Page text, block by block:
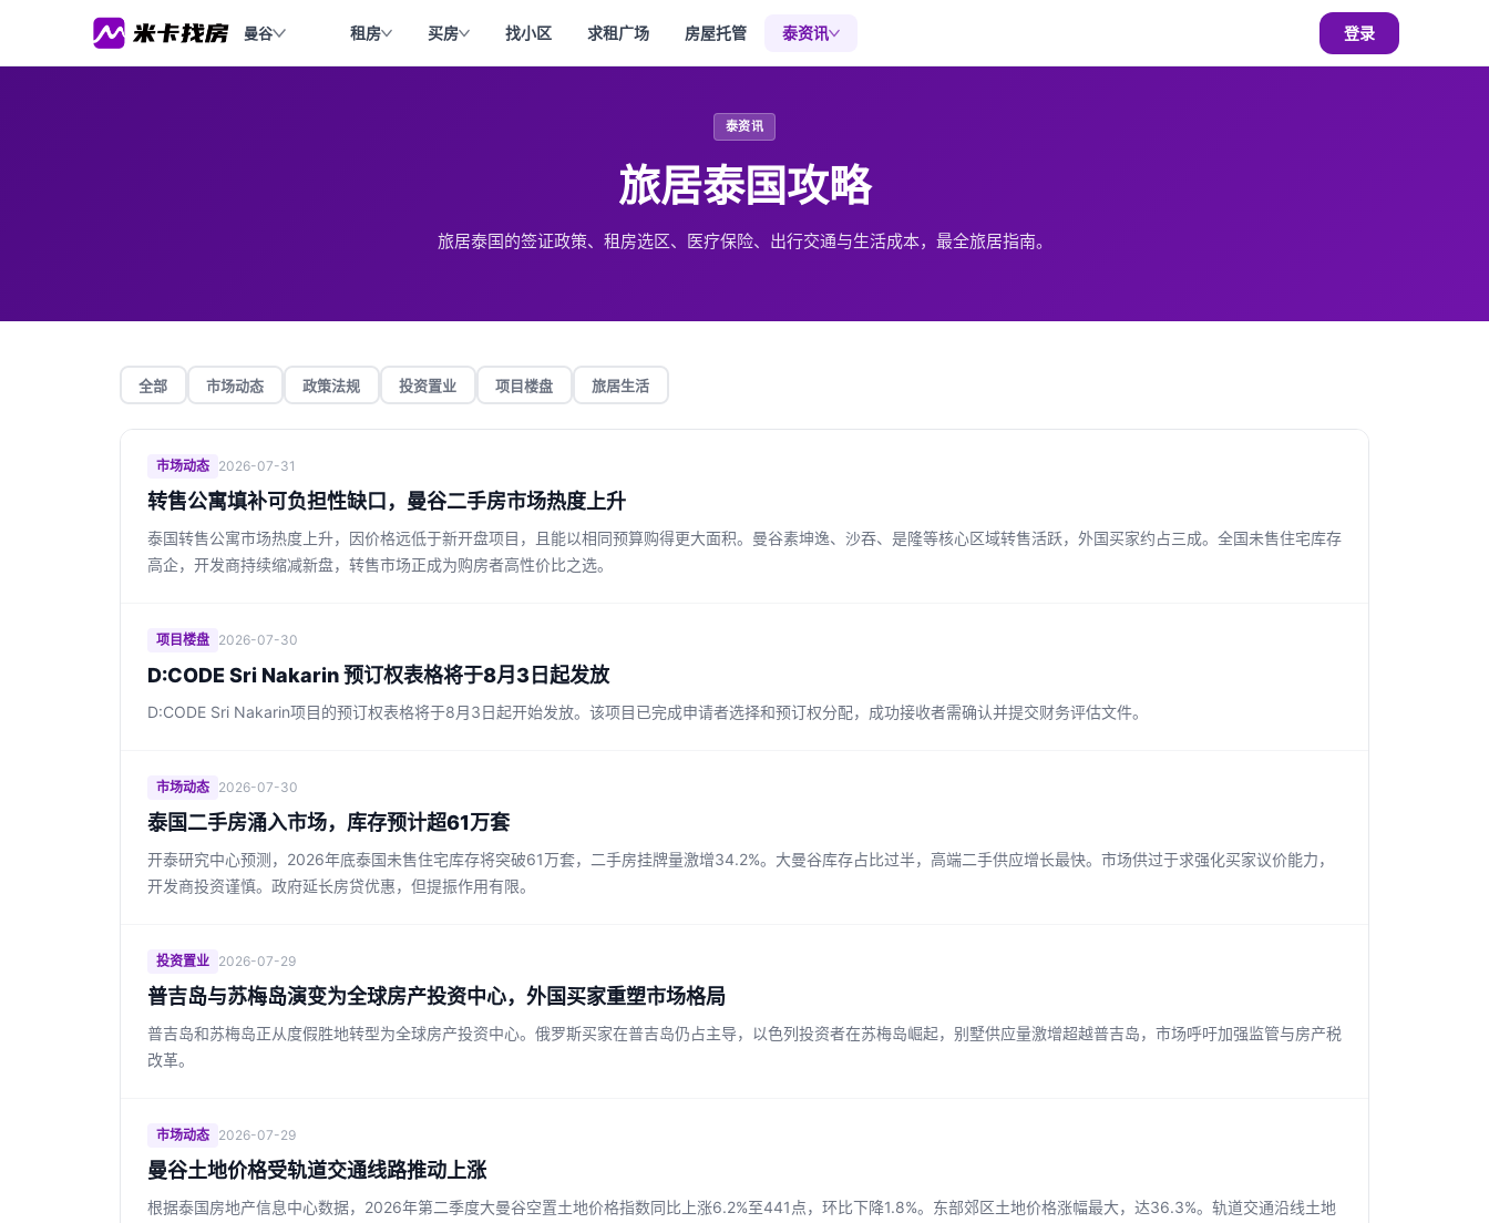
曼谷 租房 买房 找小区 求租广场 房屋托管 泰资讯 登录
泰资讯
旅居泰国攻略
旅居泰国的签证政策、租房选区、医疗保险、出行交通与生活成本，最全旅居指南。
全部 市场动态 政策法规 投资置业 项目楼盘 旅居生活
市场动态 2026-07-31
转售公寓填补可负担性缺口，曼谷二手房市场热度上升
泰国转售公寓市场热度上升，因价格远低于新开盘项目，且能以相同预算购得更大面积。曼谷素坤逸、沙吞、是隆等核心区域转售活跃，外国买家约占三成。全国未售住宅库存
高企，开发商持续缩减新盘，转售市场正成为购房者高性价比之选。
项目楼盘 2026-07-30
D:CODE Sri Nakarin 预订权表格将于8月3日起发放
D:CODE Sri Nakarin项目的预订权表格将于8月3日起开始发放。该项目已完成申请者选择和预订权分配，成功接收者需确认并提交财务评估文件。
市场动态 2026-07-30
泰国二手房涌入市场，库存预计超61万套
开泰研究中心预测，2026年底泰国未售住宅库存将突破61万套，二手房挂牌量激增34.2%。大曼谷库存占比过半，高端二手供应增长最快。市场供过于求强化买家议价能力，
开发商投资谨慎。政府延长房贷优惠，但提振作用有限。
投资置业 2026-07-29
普吉岛与苏梅岛演变为全球房产投资中心，外国买家重塑市场格局
普吉岛和苏梅岛正从度假胜地转型为全球房产投资中心。俄罗斯买家在普吉岛仍占主导，以色列投资者在苏梅岛崛起，别墅供应量激增超越普吉岛，市场呼吁加强监管与房产税
改革。
市场动态 2026-07-29
曼谷土地价格受轨道交通线路推动上涨
根据泰国房地产信息中心数据，2026年第二季度大曼谷空置土地价格指数同比上涨6.2%至441点，环比下降1.8%。东部郊区土地价格涨幅最大，达36.3%。轨道交通沿线土地